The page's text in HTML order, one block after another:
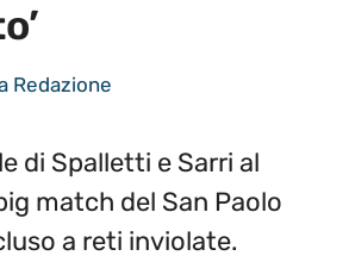
Redazione
di Spalletti e Sarri al
match del San Paolo
a reti inviolate.